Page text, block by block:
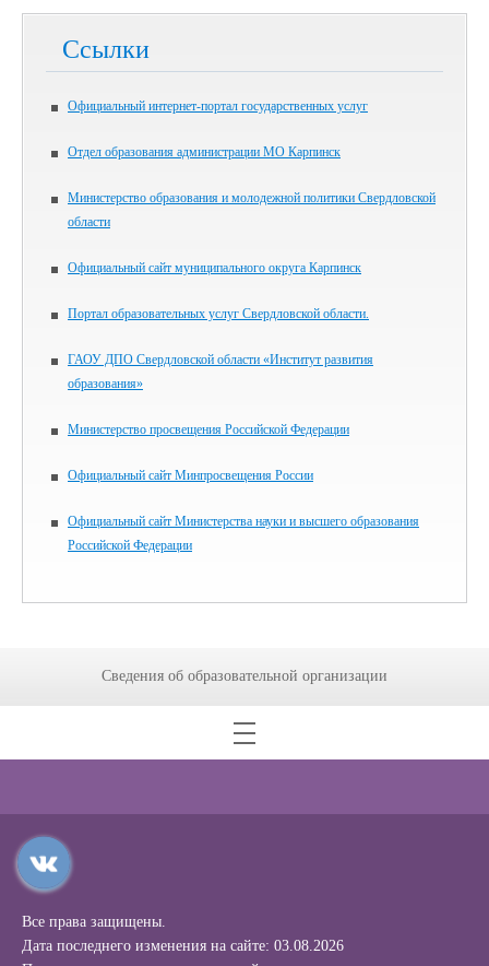
Ссылки
Официальный интернет-портал государственных услуг
Отдел образования администрации МО Карпинск
Министерство образования и молодежной политики Свердловской
области
Официальный сайт муниципального округа Карпинск
Портал образовательных услуг Свердловской области.
ГАОУ ДПО Свердловской области «Институт развития
образования»
Министерство просвещения Российской Федерации
Официальный сайт Минпросвещения России
Официальный сайт Министерства науки и высшего образования
Российской Федерации
Сведения об образовательной организации
Все права защищены.
Дата последнего изменения на сайте: 03.08.2026